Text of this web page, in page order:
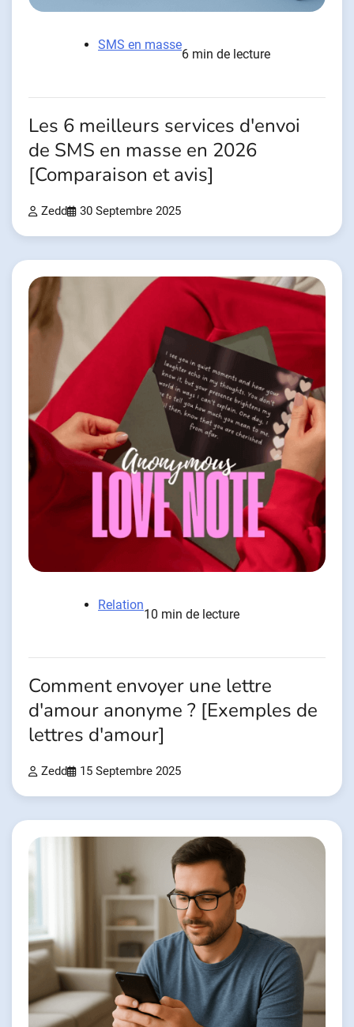
SMS en masse
6 min de lecture
Les 6 meilleurs services d'envoi
de SMS en masse en 2026
[Comparaison et avis]
Zedd 30 Septembre 2025
Relation
10 min de lecture
Comment envoyer une lettre
d'amour anonyme ? [Exemples de
lettres d'amour]
Zedd 15 Septembre 2025